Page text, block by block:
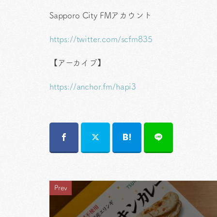
Sapporo City FMアカウント
https://twitter.com/scfm835
【アーカイブ】
https://anchor.fm/hapi3
Prev